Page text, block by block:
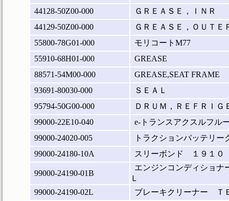
44128-50Z00-000
ＧＲＥＡＳＥ，ＩＮＲ
44129-50Z00-000
ＧＲＥＡＳＥ，ＯＵＴＥ
55800-78G01-000
モリコートM77
55910-68H01-000
GREASE
88571-54M00-000
GREASE,SEAT FRAME
93691-80030-000
ＳＥＡＬ
95794-50G00-000
ＤＲＵＭ，ＲＥＦＲＩＧ
99000-22E10-040
e-トランスアクスルフル
99000-24020-005
トラクションバッテリー
99000-24180-10A
スリーボンド １９１０
99000-24190-01B
エンジンコンディショ
Ｌ
99000-24190-02L
ブレーキクリーナー Ｔ